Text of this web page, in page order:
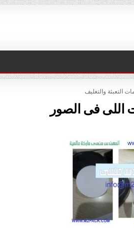
التعبئة والتغليف
اللى فى الصور